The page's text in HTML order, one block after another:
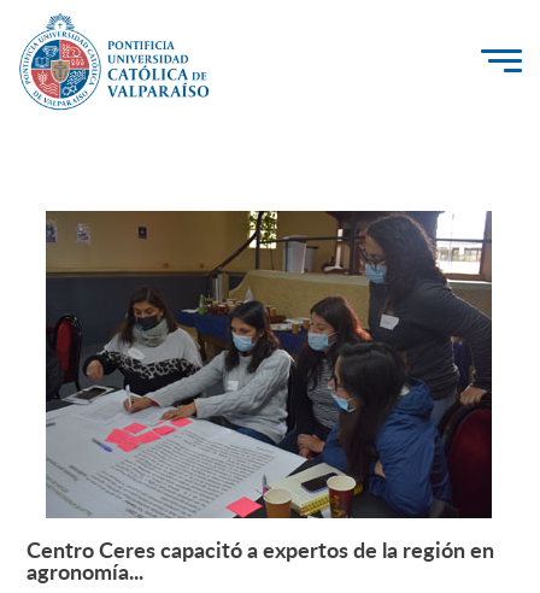
PUCV Internacional
Vinculación con el Medio
Admisión
Pregrado
Postgrado
Formación Continua
Leer más +
Centro Ceres capacitó a expertos de la región en
agronomía...